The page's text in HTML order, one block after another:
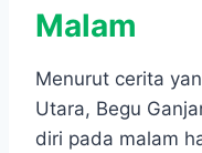
Malam
Menurut cerita
Utara, Begu
diri pada malam